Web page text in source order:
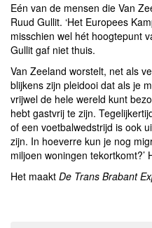
Eén van de mensen die Van
Ruud Gullit. ‘Het Europees
misschien wel hét hoogtepunt
Gullit gaf niet thuis.
Van Zeeland worstelt, net als
blijkens zijn pleidooi dat als je
vrijwel de hele wereld kunt
hebt gastvrij te zijn.
of een voetbalwedstrijd is ook
zijn. In hoeverre kun je nog
miljoen woningen
Het maakt De Trans Brabant